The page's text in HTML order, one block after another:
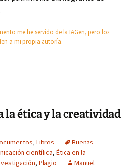
me he servido de la IAGen, pero los
a mi propia autoría.
la ética y la creatividad
, Libros
Buenas
científica, Ética en la
, Plagio
Manuel